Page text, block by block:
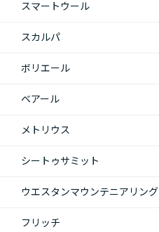
スマートウール
スカルパ
ボリエール
ベアール
メトリウス
シートゥサミット
ウエスタンマウンテニアリング
フリッチ